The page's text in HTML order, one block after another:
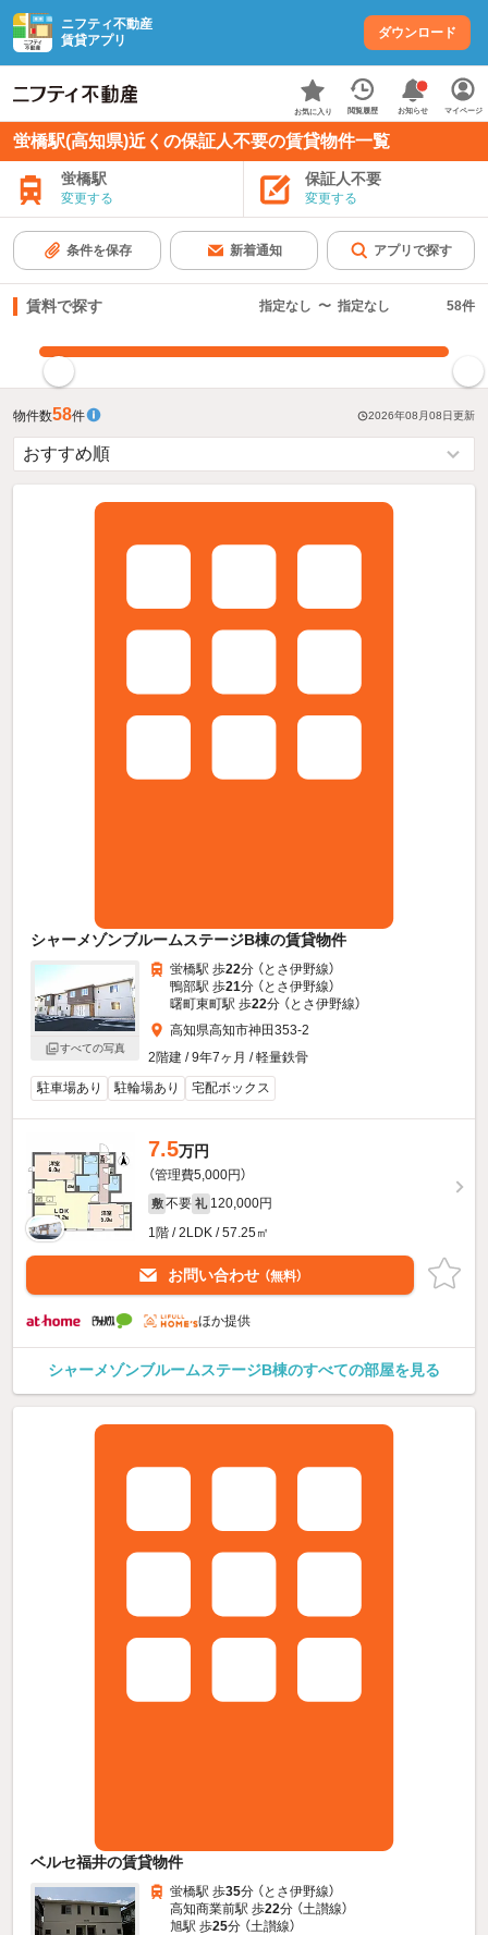
ニフティ不動産
賃貸アプリ
ダウンロード
お気に入り 閲覧履歴 お知らせ マイページ
蛍橋駅(高知県)近くの保証人不要の賃貸物件一覧
蛍橋駅
変更する
保証人不要
変更する
条件を保存 新着通知 アプリで探す
賃料で探す 指定なし 〜 指定なし 58件
物件数58件 2026年08月08日更新
シャーメゾンブルームステージB棟の賃貸物件
すべての写真
蛍橋駅 歩22分 （とさ伊野線）
鴨部駅 歩21分 （とさ伊野線）
曙町東町駅 歩22分 （とさ伊野線）
高知県高知市神田353-2
2階建 / 9年7ヶ月 / 軽量鉄骨
駐車場あり
駐輪場あり 宅配ボックス
7.5万円
（管理費5,000円）
敷 不要 礼 120,000円
1階 / 2LDK / 57.25㎡
お問い合わせ （無料）
ほか提供
シャーメゾンブルームステージB棟のすべての部屋を見る
ベルセ福井の賃貸物件
蛍橋駅 歩35分 （とさ伊野線）
高知商業前駅 歩22分 （土讃線）
旭駅 歩25分 （土讃線）